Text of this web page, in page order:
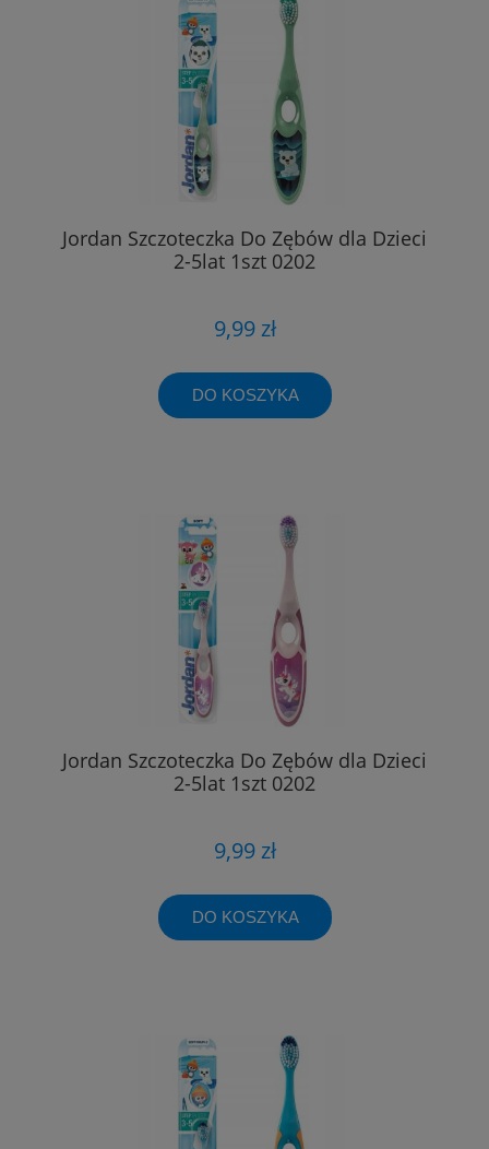
Jordan Szczoteczka Do Zębów dla Dzieci
2-5lat 1szt 0202
9,99 zł
DO KOSZYKA
Jordan Szczoteczka Do Zębów dla Dzieci
2-5lat 1szt 0202
9,99 zł
DO KOSZYKA